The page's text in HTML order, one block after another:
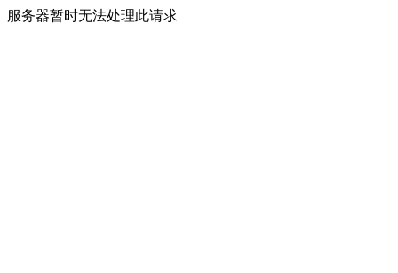
服务器暂时无法处理此请求